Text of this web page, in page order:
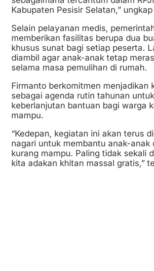
Kabupaten Pesisir Selatan,”
Selain pelayanan medis,
memberikan fasilitas berupa dua
khusus sunat bagi setiap peserta.
diambil agar anak-anak tetap
selama masa pemulihan di rumah.
Firmanto berkomitmen menjadikan
sebagai agenda rutin tahunan
keberlanjutan bantuan bagi warga
mampu.
“Kedepan, kegiatan ini akan terus
nagari untuk membantu anak-anak
kurang mampu. Paling tidak sekali
kita adakan khitan massal gratis,”